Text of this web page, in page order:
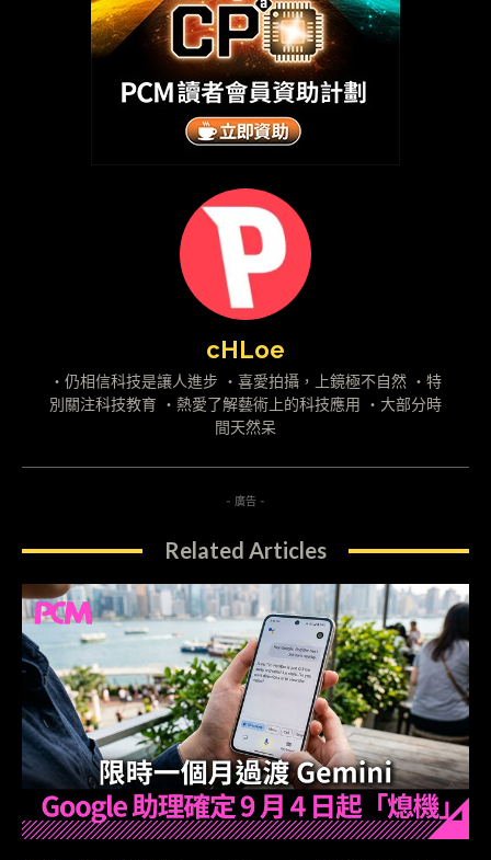
cHLoe
・仍相信科技是讓人進步 ・喜愛拍攝，上鏡極不自然 ・特
別關注科技教育 ・熱愛了解藝術上的科技應用 ・大部分時
間天然呆
- 廣告 -
Related Articles